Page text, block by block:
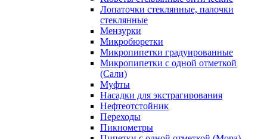
Лопаточки стеклянные, палочки
стеклянные
Мензурки
Микробюретки
Микропипетки градуированные
Микропипетки с одной отметкой
(Сали)
Муфты
Насадки для экстрагирования
Нефтеотстойник
Переходы
Пикнометры